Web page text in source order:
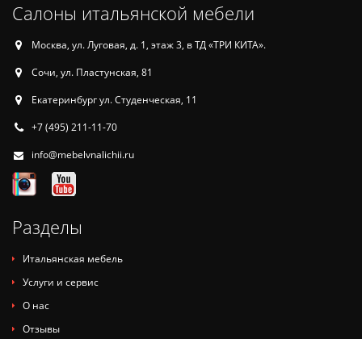
Салоны итальянской мебели
Москва, ул. Луговая, д. 1, этаж 3, в ТД «ТРИ КИТА».
Сочи, ул. Пластунская, 81
Екатеринбург ул. Студенческая, 11
+7 (495) 211-11-70
info@mebelvnalichii.ru
Разделы
Итальянская мебель
Услуги и сервис
О нас
Отзывы